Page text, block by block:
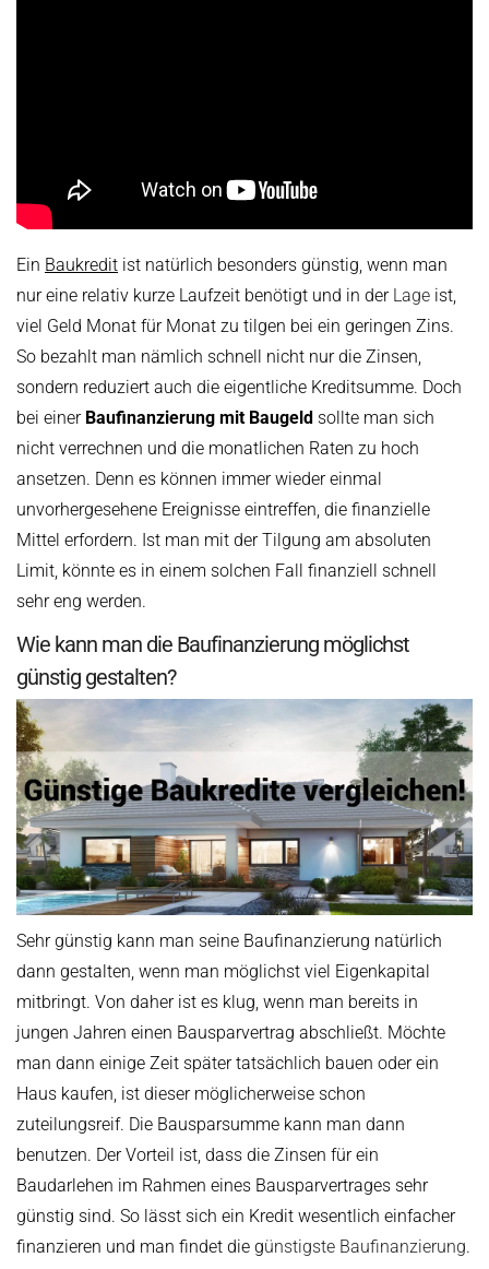
Ein Baukredit ist natürlich besonders günstig, wenn man
nur eine relativ kurze Laufzeit benötigt und in der Lage ist,
viel Geld Monat für Monat zu tilgen bei ein geringen Zins.
So bezahlt man nämlich schnell nicht nur die Zinsen,
sondern reduziert auch die eigentliche Kreditsumme. Doch
bei einer Baufinanzierung mit Baugeld sollte man sich
nicht verrechnen und die monatlichen Raten zu hoch
ansetzen. Denn es können immer wieder einmal
unvorhergesehene Ereignisse eintreffen, die finanzielle
Mittel erfordern. Ist man mit der Tilgung am absoluten
Limit, könnte es in einem solchen Fall finanziell schnell
sehr eng werden.
Wie kann man die Baufinanzierung möglichst
günstig gestalten?
Sehr günstig kann man seine Baufinanzierung natürlich
dann gestalten, wenn man möglichst viel Eigenkapital
mitbringt. Von daher ist es klug, wenn man bereits in
jungen Jahren einen Bausparvertrag abschließt. Möchte
man dann einige Zeit später tatsächlich bauen oder ein
Haus kaufen, ist dieser möglicherweise schon
zuteilungsreif. Die Bausparsumme kann man dann
benutzen. Der Vorteil ist, dass die Zinsen für ein
Baudarlehen im Rahmen eines Bausparvertrages sehr
günstig sind. So lässt sich ein Kredit wesentlich einfacher
finanzieren und man findet die günstigste Baufinanzierung.